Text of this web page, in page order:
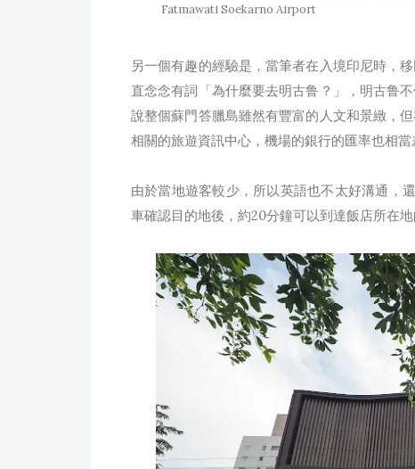
Fatmawati Soekarno Airport
另一個有趣的經驗是，當筆者在入境印尼時，
直念念有詞「為什麼要去明古鲁？」，明古鲁
說整個蘇門答臘島雖然有豐富的人文和景緻，
相關的旅遊資訊中心，機場的銀行的匯率也相
由於當地遊客較少，所以英語也不太好溝通，
車確認目的地後，約20分鐘可以到達飯店所在地